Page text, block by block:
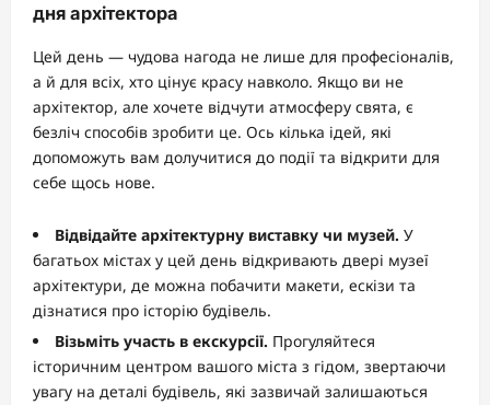
дня архітектора
Цей день — чудова нагода не лише для професіоналів,
а й для всіх, хто цінує красу навколо. Якщо ви не
архітектор, але хочете відчути атмосферу свята, є
безліч способів зробити це. Ось кілька ідей, які
допоможуть вам долучитися до події та відкрити для
себе щось нове.
Відвідайте архітектурну виставку чи музей. У
багатьох містах у цей день відкривають двері музеї
архітектури, де можна побачити макети, ескізи та
дізнатися про історію будівель.
Візьміть участь в екскурсії. Прогуляйтеся
історичним центром вашого міста з гідом, звертаючи
увагу на деталі будівель, які зазвичай залишаються